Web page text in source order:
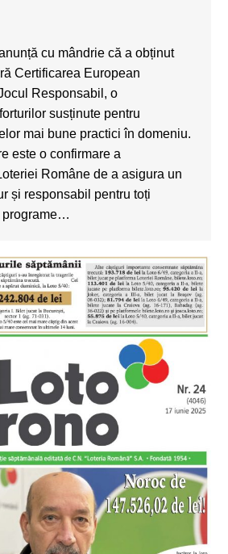
cu mândrie că a obținut
Certificarea European
Responsabil, o
susținute pentru
mai bune practici în domeniu.
este o confirmare a
Române de a asigura un
și responsabil pentru toți
programe…